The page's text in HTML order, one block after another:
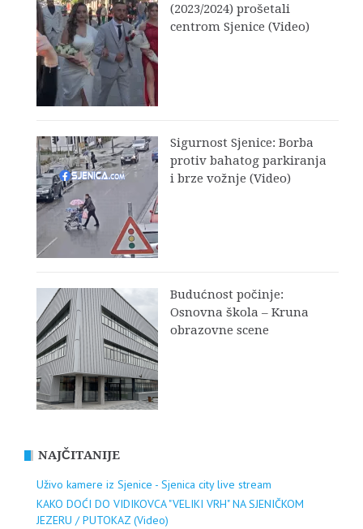
(2023/2024) prošetali
centrom Sjenice (Video)
Sigurnost Sjenice: Borba
protiv bahatog parkiranja
i brze vožnje (Video)
Budućnost počinje:
Osnovna škola – Kruna
obrazovne scene
NAJČITANIJE
Uživo kamere iz Sjenice - Sjenica city live stream
KAKO DOĆI DO VIDIKOVCA "VELIKI VRH" NA SJENIČKOM
JEZERU / PUTOKAZ (Video)